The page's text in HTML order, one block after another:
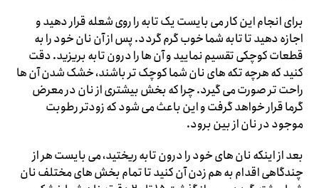
برای انجام این کار می بایست یک تابه را روی شعله قرار دهید و
اجازه دهید تا تابه شما خوب گرم گردد. پس از آن نان خود را به
قطعات کوچکی تقسیم نمایید و آن ها را درون تابه بریزید. دقت
کنید که هرچه تکه های نان شما کوچک تر باشند، خشک شدن آن ها
راحت تر صورت می گیرد. چرا که بخش بیشتری از نان در معرض
گرما قرار خواهد گرفت و این باعث می شود که زودتر رطوبت
موجود در نان از بین برود.
بعد از اینکه نان های خود را درون تابه ریختید، می‌ بایست هر از
چندگاهی اقدام به هم زدن آن کنید تا تمام بخش ‌های مختلف نان